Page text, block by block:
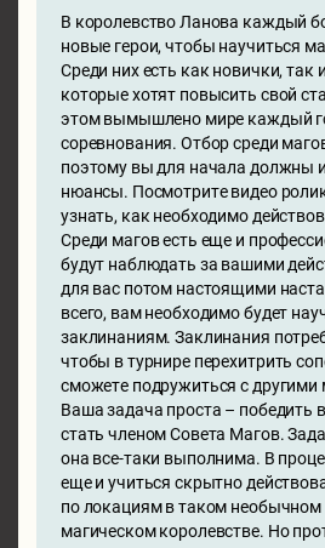
В королевство Ланова каждый
новые герои, чтобы научиться
Среди них есть как новички, так
которые хотят повысить свой
этом вымышлено мире каждый
соревнования. Отбор среди
поэтому вы для начала должны
нюансы. Посмотрите видео
узнать, как необходимо
Среди магов есть еще и
будут наблюдать за вашими
для вас потом настоящими
всего, вам необходимо будет
заклинаниям. Заклинания
чтобы в турнире перехитрить
сможете подружиться с
Ваша задача проста – победить
стать членом Совета Магов.
она все-таки выполнима. В
еще и учиться скрытно
по локациям в таком
магическом королевстве. Но